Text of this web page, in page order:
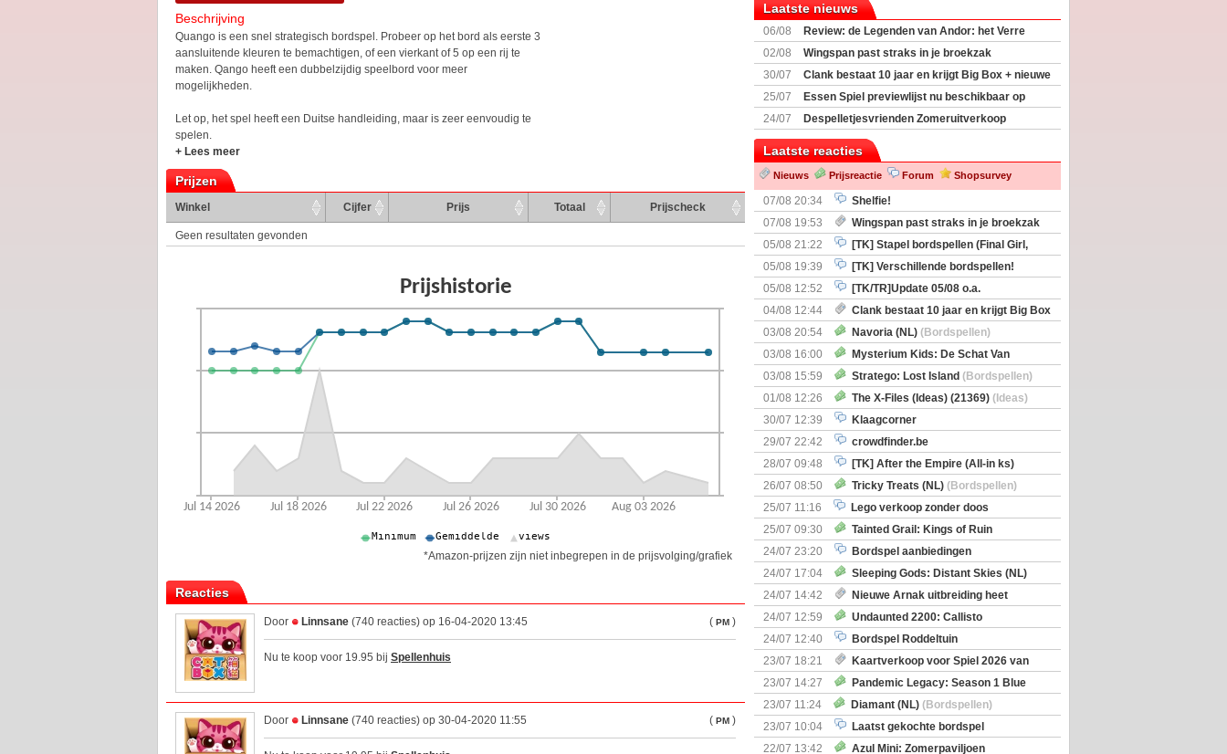
Beschrijving
Quango is een snel strategisch bordspel. Probeer op het bord als eerste 3
aansluitende kleuren te bemachtigen, of een vierkant of 5 op een rij te
maken. Qango heeft een dubbelzijdig speelbord voor meer
mogelijkheden.
Let op, het spel heeft een Duitse handleiding, maar is zeer eenvoudig te
spelen.
+ Lees meer
Prijzen
Winkel Cijfer Prijs Totaal Prijscheck
Geen resultaten gevonden
*Amazon-prijzen zijn niet inbegrepen in de prijsvolging/grafiek
Reacties
Door Linnsane (740 reacties) op 16-04-2020 13:45 ( PM )
Nu te koop voor 19.95 bij Spellenhuis
Door Linnsane (740 reacties) op 30-04-2020 11:55 ( PM )
Laatste nieuws
06/08
Review: de Legenden van Andor: het Verre
Land
02/08
Wingspan past straks in je broekzak
30/07
Clank bestaat 10 jaar en krijgt Big Box + nieuwe
uitbreiding
25/07
Essen Spiel previewlijst nu beschikbaar op
Boardgamegeek
24/07
Despelletjesvrienden Zomeruitverkoop
Laatste reacties
Nieuws Prijsreactie Forum Shopsurvey
07/08 20:34
Shelfie!
07/08 19:53
Wingspan past straks in je broekzak
05/08 21:22
[TK] Stapel bordspellen (Final Girl,
Nemesis Retaliation, Zombicide Invader)
05/08 19:39
[TK] Verschillende bordspellen!
05/08 12:52
[TK/TR]Update 05/08 o.a.
Prijsverlagingen, Imperium Horizons, 20 Strong
04/08 12:44
Clank bestaat 10 jaar en krijgt Big Box
+ nieuwe uitbreiding
03/08 20:54 Navoria (NL) (Bordspellen)
03/08 16:00
Mysterium Kids: De Schat Van
Kapitein Boe
(Bordspellen)
03/08 15:59 Stratego: Lost Island (Bordspellen)
01/08 12:26
The X-Files (Ideas) (21369) (Ideas)
30/07 12:39
Klaagcorner
29/07 22:42
crowdfinder.be
28/07 09:48
[TK] After the Empire (All-in ks)
26/07 08:50
Tricky Treats (NL) (Bordspellen)
25/07 11:16
Lego verkoop zonder doos
25/07 09:30
Tainted Grail: Kings of Ruin
Uitbreiding: Wyrd Encounters(Bordspellen)
24/07 23:20
Bordspel aanbiedingen
24/07 17:04
Sleeping Gods: Distant Skies (NL)
(Bordspellen)
24/07 14:42
Nieuwe Arnak uitbreiding heet
Surprise Shipments
24/07 12:59
Undaunted 2200: Callisto
(Bordspellen)
24/07 12:40
Bordspel Roddeltuin
23/07 18:21
Kaartverkoop voor Spiel 2026 van
start
23/07 14:27
Pandemic Legacy: Season 1 Blue
(Bordspellen)
23/07 11:24 Diamant (NL) (Bordspellen)
23/07 10:04
Laatst gekochte bordspel
22/07 13:42
Azul Mini: Zomerpaviljoen